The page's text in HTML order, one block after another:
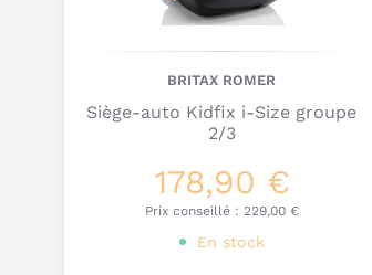
BRITAX ROMER
Siège-auto Kidfix i-Size groupe
2/3
178,90 €
Prix conseillé : 229,00 €
En stock